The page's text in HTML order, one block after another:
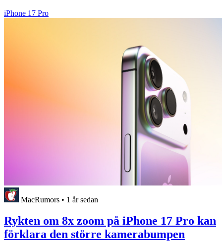
iPhone 17 Pro
MacRumors • 1 år sedan
Rykten om 8x zoom på iPhone 17 Pro kan
förklara den större kamerabumpen